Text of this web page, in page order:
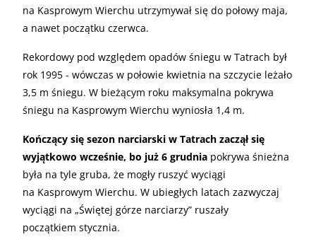
na Kasprowym Wierchu utrzymywał się do połowy maja,
a nawet początku czerwca.
Rekordowy pod względem opadów śniegu w Tatrach był
rok 1995 - wówczas w połowie kwietnia na szczycie leżało
3,5 m śniegu. W bieżącym roku maksymalna pokrywa
śniegu na Kasprowym Wierchu wyniosła 1,4 m.
Kończący się sezon narciarski w Tatrach zaczął się
wyjątkowo wcześnie, bo już 6 grudnia pokrywa śnieżna
była na tyle gruba, że mogły ruszyć wyciągi
na Kasprowym Wierchu. W ubiegłych latach zazwyczaj
wyciągi na „Świętej górze narciarzy” ruszały
początkiem stycznia.